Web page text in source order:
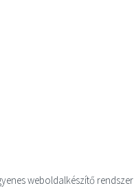
weboldalkészítő rendszer